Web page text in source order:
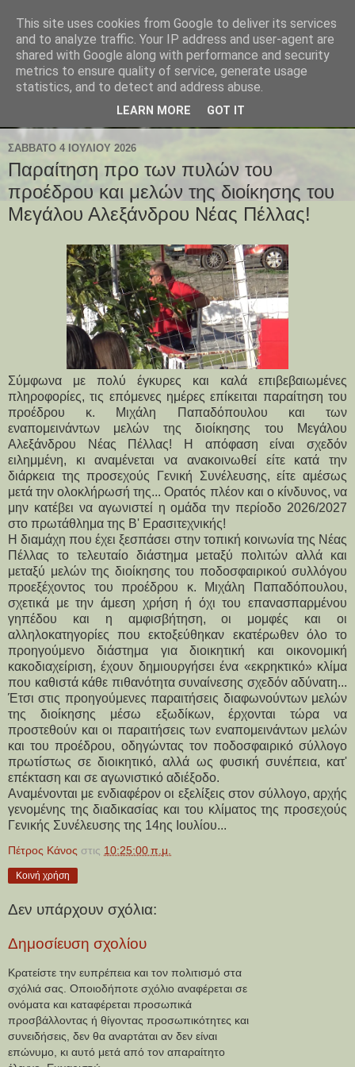
ΣΆΒΒΑΤΟ 4 ΙΟΥΛΊΟΥ 2026
Παραίτηση προ των πυλών του
προέδρου και μελών της διοίκησης του
Μεγάλου Αλεξάνδρου Νέας Πέλλας!
Σύμφωνα με πολύ έγκυρες και καλά επιβεβαιωμένες
πληροφορίες, τις επόμενες ημέρες επίκειται παραίτηση του
προέδρου κ. Μιχάλη Παπαδόπουλου και των
εναπομεινάντων μελών της διοίκησης του Μεγάλου
Αλεξάνδρου Νέας Πέλλας! Η απόφαση είναι σχεδόν
ειλημμένη, κι αναμένεται να ανακοινωθεί είτε κατά την
διάρκεια της προσεχούς Γενική Συνέλευσης, είτε αμέσως
μετά την ολοκλήρωσή της... Ορατός πλέον και ο κίνδυνος, να
μην κατέβει να αγωνιστεί η ομάδα την περίοδο 2026/2027
στο πρωτάθλημα της Β' Ερασιτεχνικής!
Η διαμάχη που έχει ξεσπάσει στην τοπική κοινωνία της Νέας
Πέλλας το τελευταίο διάστημα μεταξύ πολιτών αλλά και
μεταξύ μελών της διοίκησης του ποδοσφαιρικού συλλόγου
προεξέχοντος του προέδρου κ. Μιχάλη Παπαδόπουλου,
σχετικά με την άμεση χρήση ή όχι του επανασπαρμένου
γηπέδου και η αμφισβήτηση, οι μομφές και οι
αλληλοκατηγορίες που εκτοξεύθηκαν εκατέρωθεν όλο το
προηγούμενο διάστημα για διοικητική και οικονομική
κακοδιαχείριση, έχουν δημιουργήσει ένα «εκρηκτικό» κλίμα
που καθιστά κάθε πιθανότητα συναίνεσης σχεδόν αδύνατη...
Έτσι στις προηγούμενες παραιτήσεις διαφωνούντων μελών
της διοίκησης μέσω εξωδίκων, έρχονται τώρα να
προστεθούν και οι παραιτήσεις των εναπομεινάντων μελών
και του προέδρου, οδηγώντας τον ποδοσφαιρικό σύλλογο
πρωτίστως σε διοικητικό, αλλά ως φυσική συνέπεια, κατ'
επέκταση και σε αγωνιστικό αδιέξοδο.
Αναμένονται με ενδιαφέρον οι εξελίξεις στον σύλλογο, αρχής
γενομένης της διαδικασίας και του κλίματος της προσεχούς
Γενικής Συνέλευσης της 14ης Ιουλίου...
Πέτρος Κάνος στις 10:25:00 π.μ.
Κοινή χρήση
Δεν υπάρχουν σχόλια:
Δημοσίευση σχολίου
Κρατείστε την ευπρέπεια και τον πολιτισμό στα
σχόλιά σας. Οποιοδήποτε σχόλιο αναφέρεται σε
ονόματα και καταφέρεται προσωπικά
προσβάλλοντας ή θίγοντας προσωπικότητες και
συνειδήσεις, δεν θα αναρτάται αν δεν είναι
επώνυμο, κι αυτό μετά από τον απαραίτητο
This site uses cookies from Google to deliver its services
and to analyze traffic. Your IP address and user-agent are
shared with Google along with performance and security
metrics to ensure quality of service, generate usage
statistics, and to detect and address abuse.
LEARN MORE GOT IT